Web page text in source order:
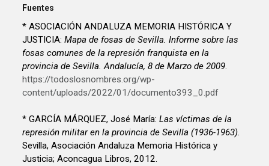
Fuentes
* ASOCIACIÓN ANDALUZA MEMORIA HISTÓRICA Y
JUSTICIA:Mapa de fosas de Sevilla. Informe sobre las
fosas comunes de la represión franquista en la
provincia de Sevilla. Andalucía, 8 de Marzo de 2009.
https://todoslosnombres.org/wp-
content/uploads/2022/01/documento393_0.pdf
* GARCÍA MÁRQUEZ, José María:Las víctimas de la
represión militar en la provincia de Sevilla (1936-1963).
Sevilla, Asociación Andaluza Memoria Histórica y
Justicia; Aconcagua Libros, 2012.